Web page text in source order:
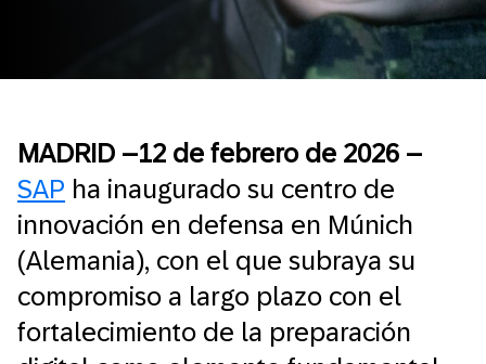
MADRID –12 de febrero de 2026 –
SAP ha inaugurado su centro de
innovación en defensa en Múnich
(Alemania), con el que subraya su
compromiso a largo plazo con el
fortalecimiento de la preparación